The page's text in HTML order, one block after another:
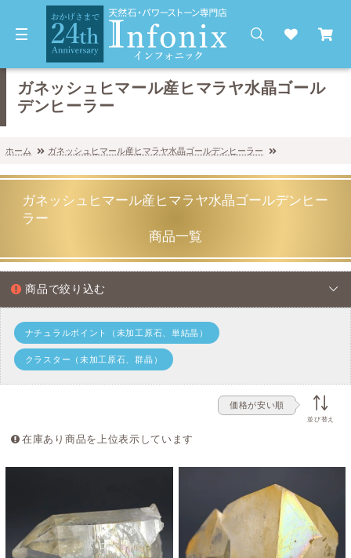
ガネッシュヒマール産ヒマラヤ水晶ゴール
デンヒーラー
ホーム ガネッシュヒマール産ヒマラヤ水晶ゴールデンヒーラー
ガネッシュヒマール産ヒマラヤ水晶ゴールデンヒー
ラー
商品一覧
商品で絞り込む
ナチュラルポイント（未加工原石、単結晶）
クラスター（未加工原石、群晶）
価格が安い順
並び替え
在庫あり商品を上位表示しています